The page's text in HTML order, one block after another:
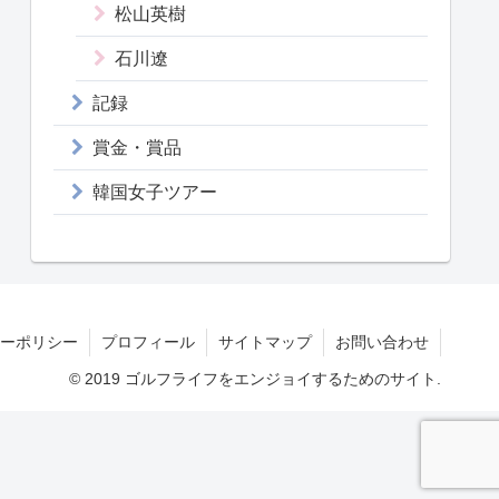
松山英樹
石川遼
記録
賞金・賞品
韓国女子ツアー
ポリシー プロフィール サイトマップ お問い合わせ
© 2019 ゴルフライフをエンジョイするためのサイト.